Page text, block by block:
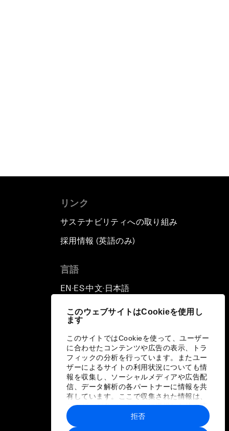
このウェブサイトはCookieを使用し
ます
このサイトではCookieを使って、ユーザー
に合わせたコンテンツや広告の表示、トラ
フィックの分析を行っています。またユー
ザーによるサイトの利用状況についても情
報を収集し、ソーシャルメディアや広告配
信、データ解析の各パートナーに情報を共
有しています。ここで収集された情報は、
ユーザーが各パートナーに提供した他の情
報や各パートナーのサービスを使用した際
に収集された情報と組み合わされ、各パー
拒否
リンク
サステナビリティへの取り組み
採用情報 (英語のみ)
言語
EN ▪ ES▪中文▪ 日本語